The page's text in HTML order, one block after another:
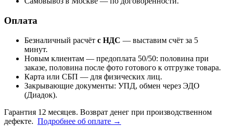
Оплата
Безналичный расчёт с НДС — выставим счёт за 5
минут.
Новым клиентам — предоплата 50/50: половина при
заказе, половина после фото готового к отгрузке товара.
Карта или СБП — для физических лиц.
Закрывающие документы: УПД, обмен через ЭДО
(Диадок).
Гарантия 12 месяцев. Возврат денег при производственном
дефекте. Подробнее об оплате →